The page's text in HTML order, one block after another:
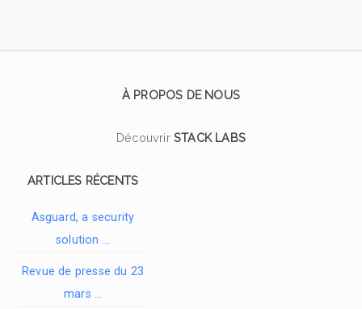
À PROPOS DE NOUS
Découvrir STACK LABS
ARTICLES RÉCENTS
Asguard, a security
solution …
Revue de presse du 23
mars …